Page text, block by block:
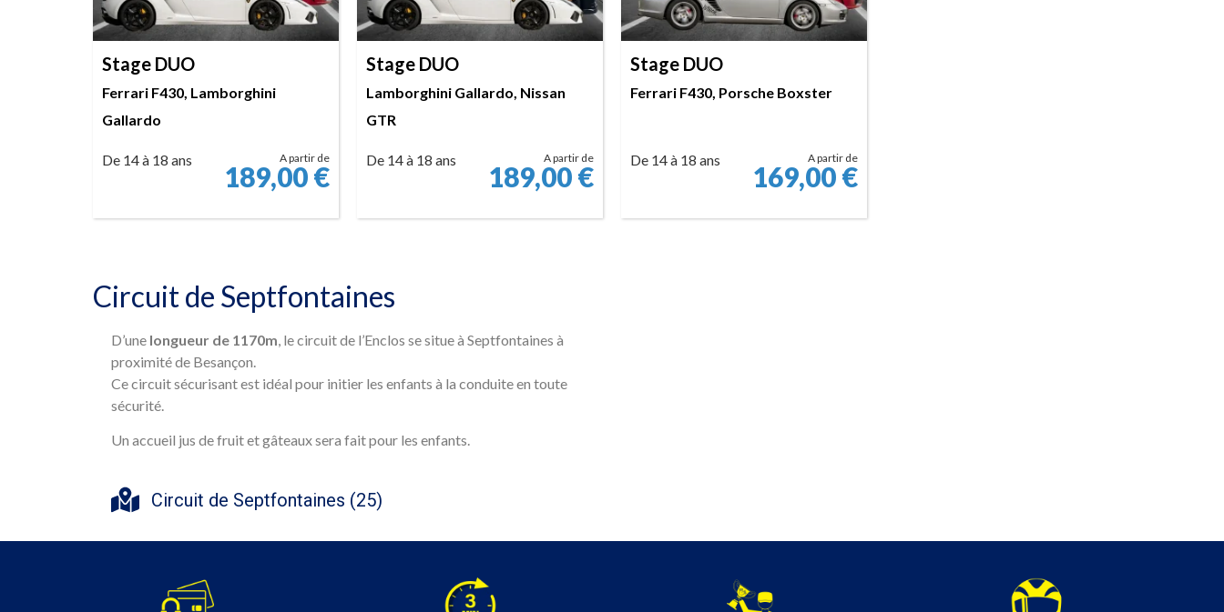
Stage DUO
Ferrari F430, Lamborghini
Gallardo
De 14 à 18 ans A partir de
189,00€
Stage DUO
Lamborghini Gallardo, Nissan
GTR
De 14 à 18 ans A partir de
189,00€
Stage DUO
Ferrari F430, Porsche Boxster
De 14 à 18 ans A partir de
169,00€
Circuit de Septfontaines
D’une longueur de 1170m , le circuit de l’Enclos se situe à Septfontaines à
proximité de Besançon.
Ce circuit sécurisant est idéal pour initier les enfants à la conduite en toute
sécurité.
Un accueil jus de fruit et gâteaux sera fait pour les enfants.
Circuit de Septfontaines (25)